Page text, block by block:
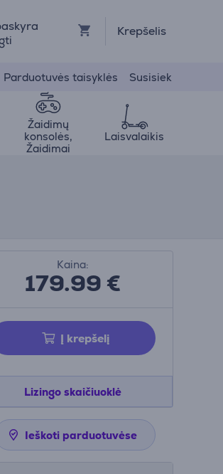
Krepšelis
Parduotuvės taisyklės Susisiek
Žaidimų
konsolės,
Žaidimai
Laisvalaikis
Kaina:
179.99€
Į krepšelį
Lizingo skaičiuoklė
Ieškoti parduotuvėse